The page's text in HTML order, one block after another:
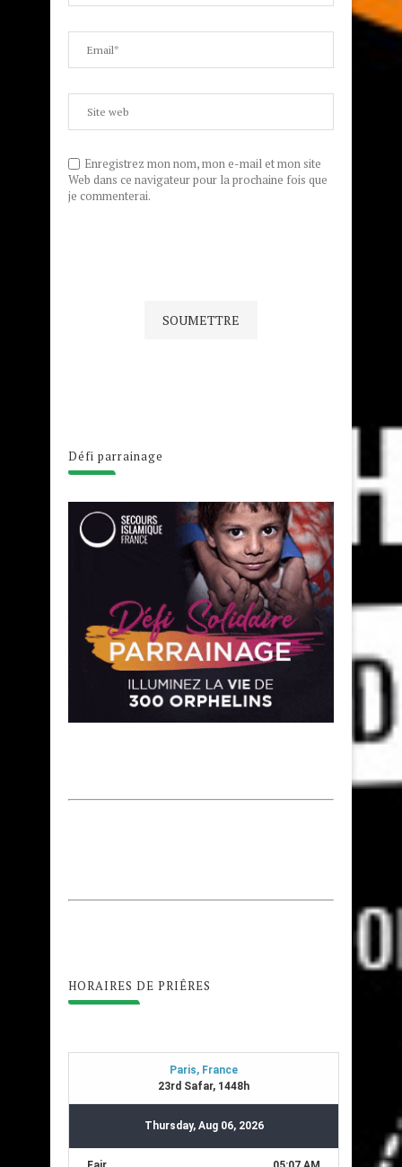
Enregistrez mon nom, mon e-mail et mon site
Web dans ce navigateur pour la prochaine fois que
je commenterai.
Défi parrainage
HORAIRES DE PRIÊRES